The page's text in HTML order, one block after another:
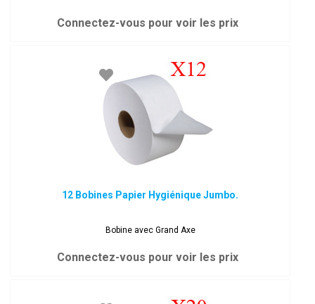
Connectez-vous pour voir les prix
12 Bobines Papier Hygiénique Jumbo.
Bobine avec Grand Axe
Connectez-vous pour voir les prix